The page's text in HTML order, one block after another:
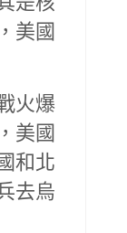
美國
火爆
美國
和北
去烏